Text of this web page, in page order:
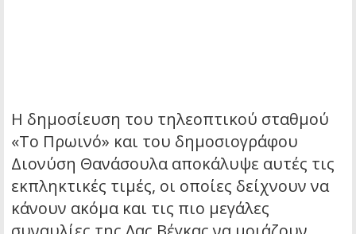
Η δημοσίευση του τηλεοπτικού σταθμού
«Το Πρωινό» και του δημοσιογράφου
Διονύση Θανάσουλα αποκάλυψε αυτές τις
εκπληκτικές τιμές, οι οποίες δείχνουν να
κάνουν ακόμα και τις πιο μεγάλες